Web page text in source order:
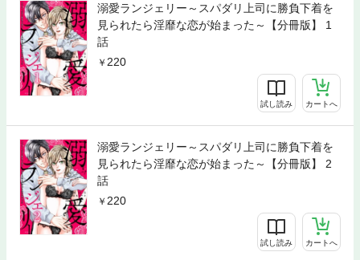
溺愛ランジェリー～スパダリ上司に勝負下着を
見られたら淫靡な恋が始まった～【分冊版】 1
話
220
試し読み カートへ
溺愛ランジェリー～スパダリ上司に勝負下着を
見られたら淫靡な恋が始まった～【分冊版】 2
話
220
試し読み カートへ